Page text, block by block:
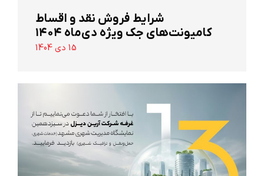
شرایط فروش نقد و اقساط
کامیونت‌های جک ویژه دی‌ماه ۱۴۰۴
15 دی 1404